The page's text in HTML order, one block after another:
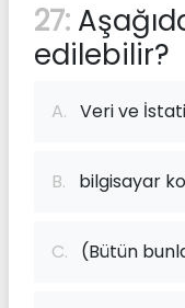
27:
edilebilir?
A. Veri ve
B. bilgisayar
C. (Bütün